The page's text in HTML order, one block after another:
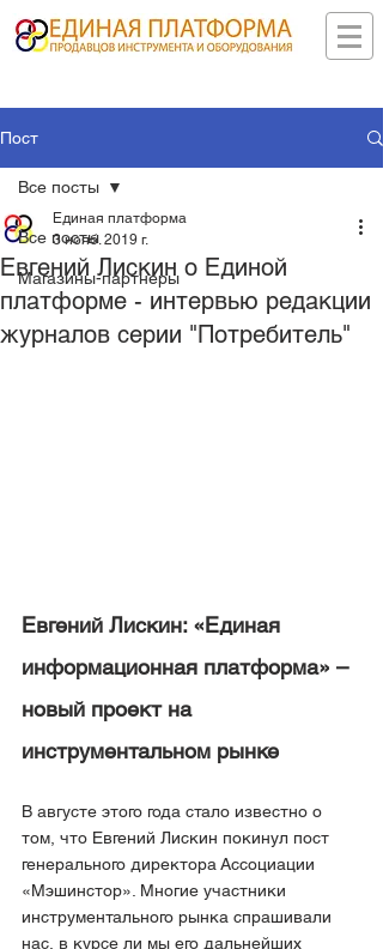
Пост
Все посты
Магазины-партнеры
Все посты
Евгений Лискин о Единой
платформе - интервью редакции
журналов серии "Потребитель"
Единая платформа
3 нояб. 2019 г.
Евгений Лискин: «Единая
информационная платформа» –
новый проект на
инструментальном рынке
В августе этого года стало известно о
том, что Евгений Лискин покинул пост
генерального директора Ассоциации
«Мэшинстор». Многие участники
инструментального рынка спрашивали
нас, в курсе ли мы его дальнейших